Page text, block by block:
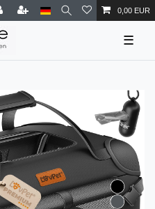
0,00 EUR
☰